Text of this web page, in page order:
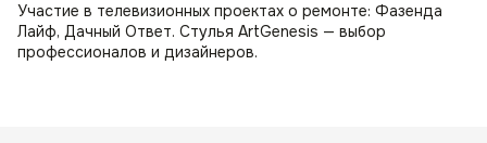
Участие в телевизионных проектах о ремонте: Фазенда
Лайф, Дачный Ответ. Стулья ArtGenesis — выбор
профессионалов и дизайнеров.